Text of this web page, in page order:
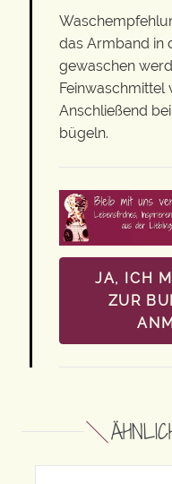
das Armband in
gewaschen
Feinwaschmittel
Anschließend
bügeln.
JA, ICH
ZUR